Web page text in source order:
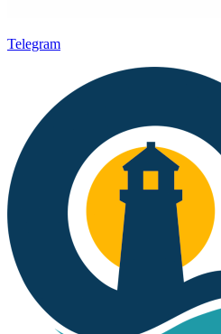
Telegram